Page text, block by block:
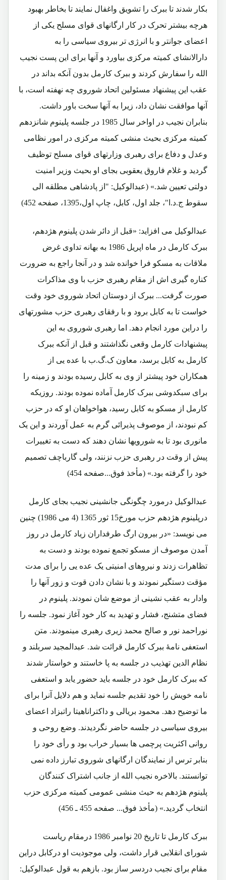
بکار شدند تا ببرک را تشویق واغفال نمایند تا بخاطر بهبود
هرچه بیشتر تحرک در کار ارگانهای قوای مسلح یکی از
اعضای جوانتر و با انرژی تر بیروی سیاسی را به
دارالانشای کمیته مرکزی بیاورد و آنها برای این پست نجیب
الله را سفارش کردند و ببرک کارمل بدون آنکه بداند در
عقب این پیشنهاد مسئولین اتحاد شوروی چه نهفته است، با
آنها موافقت نشان داد، زیرا به آنها سخت باور داشت.
بنابران نجیب در اواخر سال 1985 در جلسه پلینوم شانزدهم
کمیته مرکزی بحیث منشی کمیته مرکزی در امور نظامی
وعدل و دفاع برای رهبری وزارتهای قوای مسلح توظیف
گردید و غلام فاروق یعقوبی بجای او بحیث وزیر امنیت
دولتی تعیین شد.» (عبدالوکیل: "از پادشاهی مطلقه الی
سقوط ج.د.ا"، جلد اول، کابل، چاپ اول،1395، صفحه 452)
عبدالوکیل می افزاید: «قبل از دائر شدن پلینوم هژدهم،
ببرک کارمل در ماه اپریل 1986 به بهانه تداوی غرض
ملاقات به مسکو فرا خوانده شد و در آنجا راجع به ضرورت
کناره گیری اش از مقام رهبری حزب با وی مذاکرات
صورت گرفت... ببرک از دوستان اتحاد شوروی خود وقت
خواست تا به کابل برود و با رفقای رهبری حزب مشورتهای
را دراین مورد انجام دهد. اما رهبری شوروی به این
پیشنهادات کارمل وقعی نگذاشتند و قبل از آنکه ببرک
کارمل به کابل برسد، معاون ک.گ.ب با عده یی از
همکاران خود پیشتر از وی به کابل رسیده بودند و زمینه را
برای سبکدوشی ببرک کارمل آماده نموده بودند. روزیکه
کارمل از مسکو به کابل رسید، هواخواهان او که در حزب
کم نبودند، از موصوف پذیرائی گرم به عمل آوردند و این یک
مانوری بود تا به شورویها نشان دهند که دست به تغییرات
پیش از وقت در رهبری حزب نزنند، ولی گارباچف تصمیم
خود را گرفته بود.» (مأخذ فوق...صفحه 454)
عبدالوکیل درمورد چگونگی جانشینی نجیب بجای کارمل
درپلینوم هژدهم حزب مورخ15 ثور 1365 (4 می 1986) چنین
می نویسد: «در بیرون ارگ طرفداران زیاد کارمل در روز
آمدن موصوف از مسکو تجمع نموده بودند و دست به
تظاهرات زدند و نیروهای امنیتی یک عده یی را برای مدت
مؤقت دستگیر نمودند و با نشان دادن قوت و زور آنها را
وادار به عقب نشینی از موضع شان نمودند. پلینوم در
فضای متشنج، فشار و تهدید به کار خود آغاز نمود. جلسه را
نوراحمد نور و صالح محمد زیری رهبری مینمودند. متن
استعفی نامۀ ببرک کارمل قرائت شد. عبدالمجید سربلند و
نظام الدین تهذیب در جلسه به پا خاستند و خواستار شدند
که ببرک کارمل خود در جلسه باید حضور یابد و استعفی
نامه خویش را خود تقدیم جلسه نماید و هم دلایل آنرا برای
ما توضیح دهد. محمود بریالی و داکتراناهیتا راتبزاد اعضای
بیروی سیاسی در جلسه حاضر نگردیدند. وضع روحی و
روانی اکثریت پرچمی ها بسیار خراب بود و رأی خود را
بنابر ترس از نمایندگان ارگانهای شوروی تبارز داده نمی
توانستند. بالاخره نجیب الله از جانب اشتراک کنندگان
پلینوم هژدهم به حیث منشی عمومی کمیته مرکزی حزب
انتخاب گردید.» (مأخذ فوق... صفحه 455 ـ 456)
ببرک کارمل تا تاریخ 20 نوامبر 1986 درمقام ریاست
شورای انقلابی قرار داشت، ولی موجودیت او درکابل دراین
مقام برای نجیب دردسر ساز بود. بازهم به قول عبدالوکیل: